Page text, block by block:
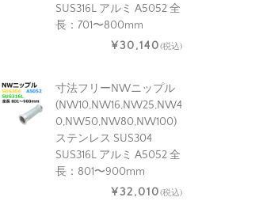
SUS316L アルミ A5052 全
長：701〜800mm
¥30,140(税込)
寸法フリーNWニップル
(NW10,NW16,NW25,NW4
0,NW50,NW80,NW100)
ステンレス SUS304
SUS316L アルミ A5052 全
長：801〜900mm
¥32,010(税込)